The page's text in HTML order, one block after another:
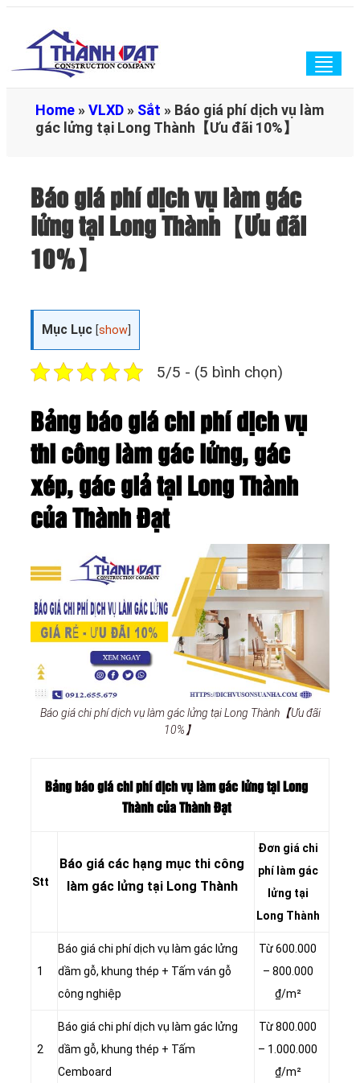
Home »VLXD » Sắt » Báo giá phí dịch vụ làm
gác lửng tại Long Thành【Ưu đãi 10%】
Báo giá phí dịch vụ làm gác
lửng tại Long Thành【Ưu đãi
10%】
Mục Lục [show
5/5 - (5 bình chọn)
Bảng báo giá chi phí dịch vụ
thi công làm gác lửng, gác
xép, gác giả tại Long Thành
của Thành Đạt
Báo giá chi phí dịch vụ làm gác lửng tại Long Thành【Ưu đãi
10%】
Bảng báo giá chi phí dịch vụ làm gác lửng tại Long
Thành của Thành Đạt
Stt
Báo giá các hạng mục thi công
làm gác lửng tại Long Thành
Đơn giá chi
phílàm gác
lửng tại
Long Thành
1
Báo giá chi phí dịch vụ làm gác lửng
dầm gỗ, khung thép + Tấm ván gỗ
công nghiệp
Từ 600.000
– 800.000
₫/m²
2
Báo giá chi phí dịch vụ làm gác lửng
dầm gỗ, khung thép + Tấm
Cemboard
Từ 800.000
– 1.000.000
₫/m²